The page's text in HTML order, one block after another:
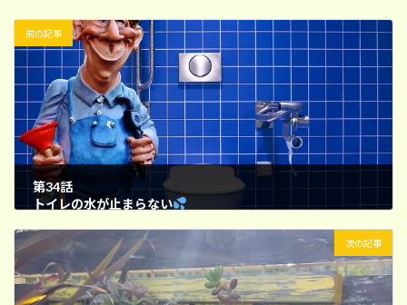
前の記事
第34話
トイレの水が止まらない
2024年3月23日 次の記事